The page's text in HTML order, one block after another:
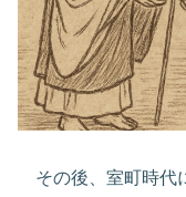
その後、室町時代